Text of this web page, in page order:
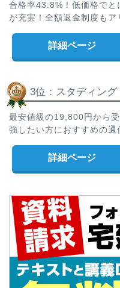
合格率43.8%！低価格でと
が充実！全額返金制度もア
詳細ページ
3位：スタディング
最安値級の19,800円から
強したい方におすすめの通
詳細ページ